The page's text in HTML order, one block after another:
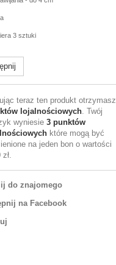
3 sztuki
teraz ten produkt otrzymasz
lojalnościowych. Twój
wyniesie 3 punktów
które mogą być
na jeden bon o wartości
zł.
do znajomego
na Facebook